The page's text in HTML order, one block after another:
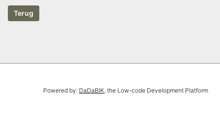
Powered by: DaDaBIK, the Low-code Development Platform